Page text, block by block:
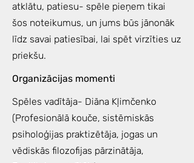
atklātu, patiesu- spēle pieņem tikai
šos noteikumus, un jums būs jānonāk
līdz savai patiesībai, lai spēt virzīties uz
priekšu.
Organizācijas momenti
Spēles vadītāja- Diāna Kļimčenko
(Profesionālā kouče, sistēmiskās
psiholoģijas praktizētāja, jogas un
vēdiskās filozofijas pārzinātāja,